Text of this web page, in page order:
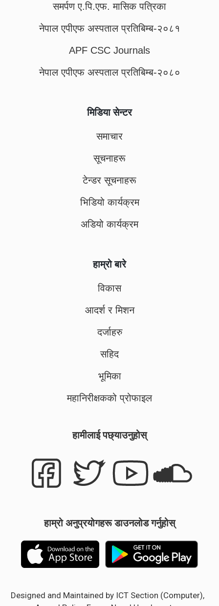
समर्पण ए.पि.एफ. मासिक पत्रिका
नेपाल एपीएफ अस्पताल प्रतिबिम्ब-२०८१
APF CSC Journals
नेपाल एपीएफ अस्पताल प्रतिबिम्ब-२०८०
मिडिया सेन्टर
समाचार
सूचनाहरू
टेन्डर सूचनाहरू
भिडियो कार्यक्रम
अडियो कार्यक्रम
हाम्रो बारे
विकास
आदर्श र मिशन
दर्जाहरु
सहिद
भूमिका
महानिरीक्षकको प्रोफाइल
हामीलाई पछ्याउनुहोस्
हाम्रो अनुप्रयोगहरू डाउनलोड गर्नुहोस्
Designed and Maintained by ICT Section (Computer),